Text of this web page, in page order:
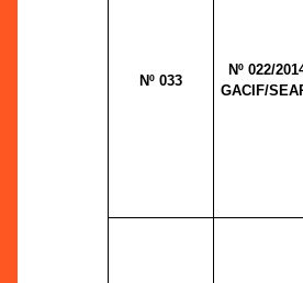
Nº 033
Nº 022/
GACIF/